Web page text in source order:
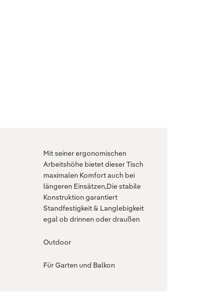
Mit seiner ergonomischen
Arbeitshöhe bietet dieser Tisch
maximalen Komfort auch bei
längeren Einsätzen,Die stabile
Konstruktion garantiert
Standfestigkeit & Langlebigkeit
egal ob drinnen oder draußen
Outdoor
Für Garten und Balkon